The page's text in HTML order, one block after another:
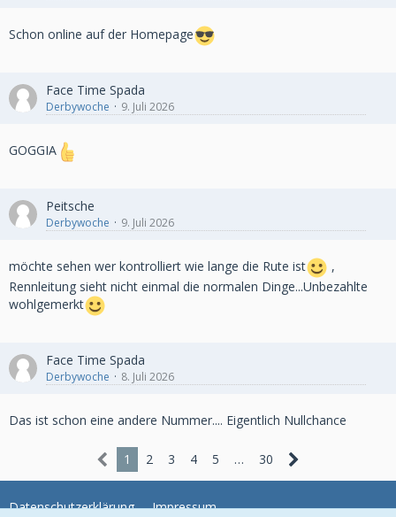
Schon online auf der Homepage
Face Time Spada
Derbywoche 9. Juli 2026
GOGGIA
Peitsche
Derbywoche 9. Juli 2026
möchte sehen wer kontrolliert wie lange die Rute ist
,
Rennleitung sieht nicht einmal die normalen Dinge...Unbezahlte
wohlgemerkt
Face Time Spada
Derbywoche 8. Juli 2026
Das ist schon eine andere Nummer.... Eigentlich Nullchance
1 2 3 4 5 … 30
Datenschutzerklärung Impressum